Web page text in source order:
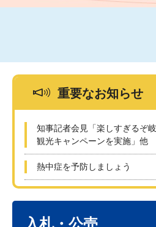
重要なお知らせ
知事記者会見「楽しすぎるぞ
観光キャンペーンを実施」他
熱中症を予防しましょう
入札・公売